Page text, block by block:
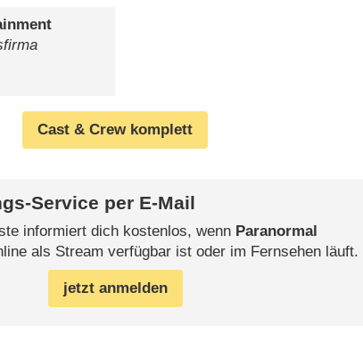
Cast & Crew komplett
Service per E-Mail
informiert dich kostenlos, wenn Paranormal
als Stream verfügbar ist oder im Fernsehen läuft.
jetzt anmelden